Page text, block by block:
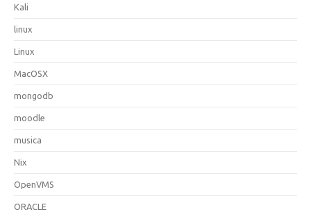
Kali
linux
Linux
MacOSX
mongodb
moodle
musica
Nix
OpenVMS
ORACLE